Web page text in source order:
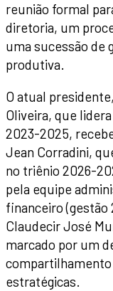
reunião formal
diretoria, um
uma sucessão de
produtiva.
O atual
Oliveira, que
2023-2025,
Jean Corradini,
no triênio 2026-
pela equipe
financeiro (gestão
Claudecir José
marcado por um
estratégicas.